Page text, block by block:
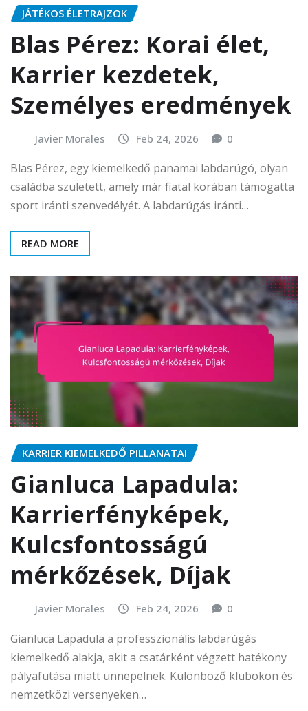
JÁTÉKOS ÉLETRAJZOK
Blas Pérez: Korai élet,
Karrier kezdetek,
Személyes eredmények
Javier Morales Feb 24, 2026 0
Blas Pérez, egy kiemelkedő panamai labdarúgó, olyan
családba született, amely már fiatal korában támogatta
sport iránti szenvedélyét. A labdarúgás iránti…
READ MORE
KARRIER KIEMELKEDŐ PILLANATAI
Gianluca Lapadula:
Karrierfényképek,
Kulcsfontosságú
mérkőzések, Díjak
Javier Morales Feb 24, 2026 0
Gianluca Lapadula a professzionális labdarúgás
kiemelkedő alakja, akit a csatárként végzett hatékony
pályafutása miatt ünnepelnek. Különböző klubokon és
nemzetközi versenyeken…